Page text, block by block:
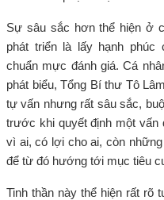
Sự sâu sắc hơn thể hiện ở
phát triển là lấy hạnh
chuẩn mực đánh giá. Cá
phát biểu, Tổng Bí thư Tô
tự vấn nhưng rất sâu sắc,
trước khi quyết định một vấn
vì ai, có lợi cho ai, còn
để từ đó hướng tới mục tiêu
Tinh thần này thể hiện rất rõ